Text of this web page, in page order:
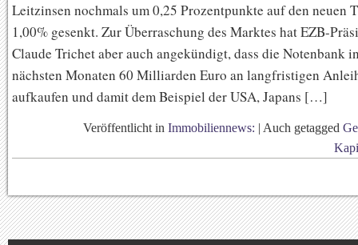
Leitzinsen nochmals um 0,25 Prozentpunkte auf den neuen
1,00% gesenkt. Zur Überraschung des Marktes hat EZB-
Claude Trichet aber auch angekündigt, dass die Notenbank
nächsten Monaten 60 Milliarden Euro an langfristigen
aufkaufen und damit dem Beispiel der USA, Japans […]
Veröffentlicht in Immobiliennews: | Auch getagged